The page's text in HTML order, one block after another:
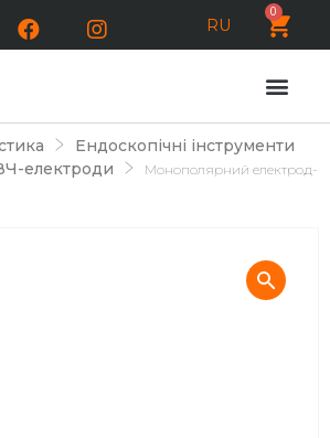
RU
0
Ендоскопічні інструменти
електроди
Монополярний електрод-